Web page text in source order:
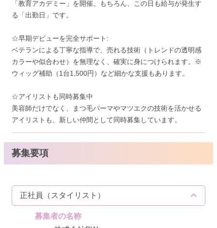
「教育アカデミー」を開催。もちろん、この日も給与が発生す
る「出勤日」です。
☆早期デビューを完全サポート:
ベテランによる丁寧な指導で、売れる技術（トレンドの透明感
カラーや似合わせ）を無理なく、確実に身につけられます。※
ウィッグ補助（1台1,500円）など細かな支援もあります。
☆アイリストも同時募集中
美容師だけでなく、まつ毛パーマやマツエクの技術を活かせる
アイリストも、新しい仲間として同時募集しています。
募集要項
正社員（スタイリスト）
募集者の名称